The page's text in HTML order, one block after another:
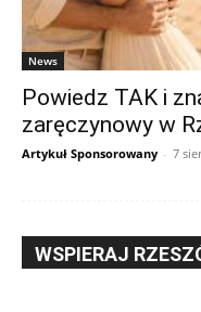
News
Powiedz TAK i
zaręczynowy w
Artykuł Sponsorowany - 7
WSPIERAJ